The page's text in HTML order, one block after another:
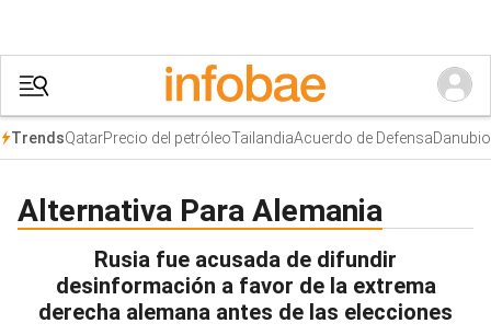
TrendsQatarPrecio del petróleoTailandiaAcuerdo de DefensaDanubio
Alternativa Para Alemania
Rusia fue acusada de difundir
desinformación a favor de la extrema
derecha alemana antes de las elecciones